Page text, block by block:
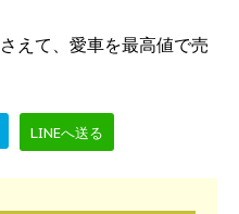
えて、愛車を最高値で売
LINEへ送る